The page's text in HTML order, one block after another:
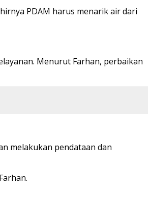
PDAM harus menarik air dari
Menurut Farhan, perbaikan
melakukan pendataan dan